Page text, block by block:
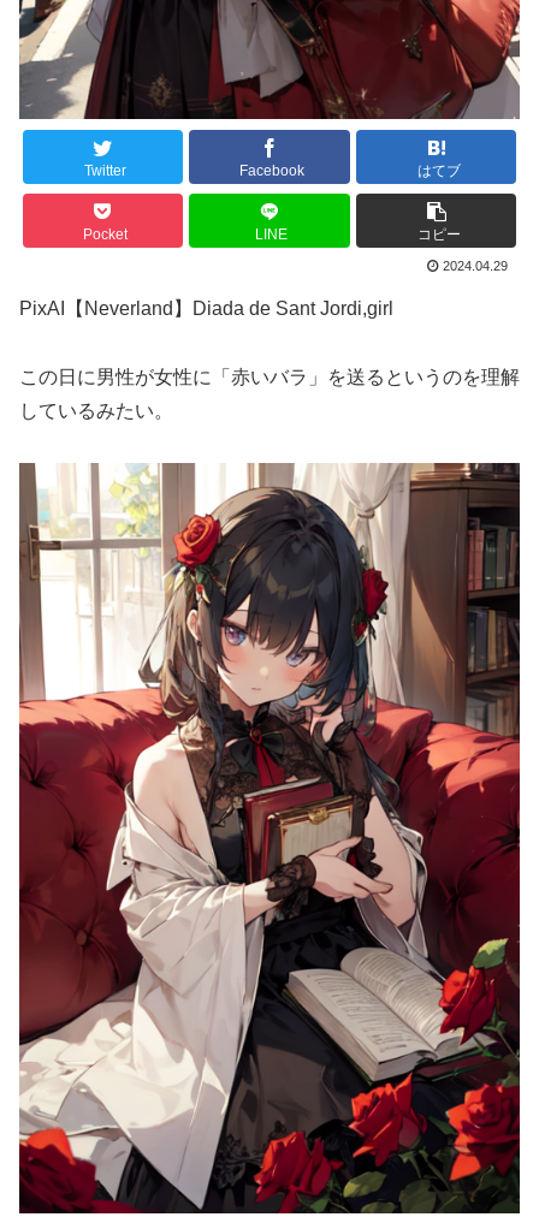
Twitter Facebook はてブ
Pocket LINE コピー
2024.04.29
PixAI【Neverland】Diada de Sant Jordi,girl
この日に男性が女性に「赤いバラ」を送るというのを理解
しているみたい。